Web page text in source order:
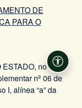
DE
PARA O
no uso
nº 06 de
I, alínea “a” da